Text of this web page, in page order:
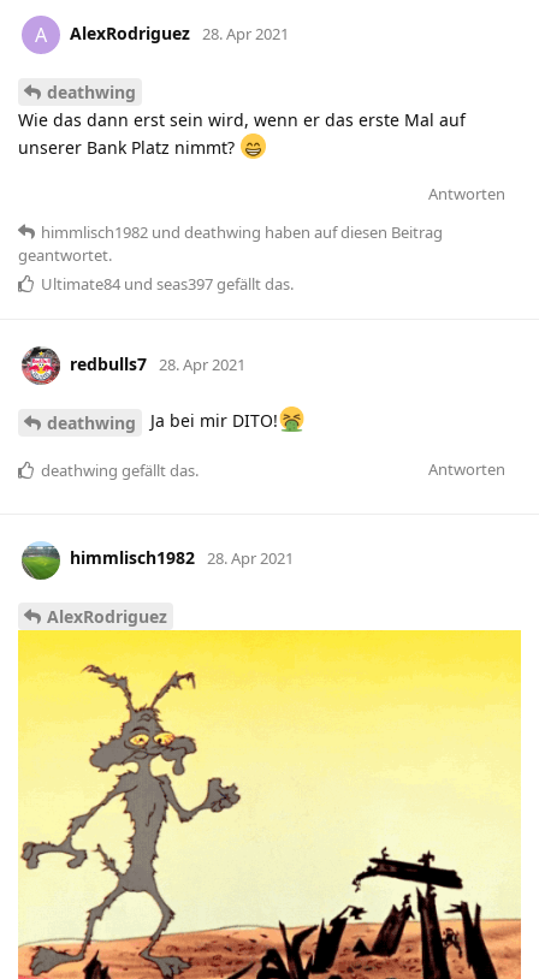
A AlexRodriguez 28. Apr 2021
deathwing
Wie das dann erst sein wird, wenn er das erste Mal auf
unserer Bank Platz nimmt?
Antworten
himmlisch1982 und deathwing haben auf diesen Beitrag
geantwortet.
Ultimate84 und seas397gefällt das.
redbulls7 28. Apr 2021
deathwing Ja bei mir DITO!
Antworten
deathwing gefällt das.
himmlisch1982 28. Apr 2021
AlexRodriguez